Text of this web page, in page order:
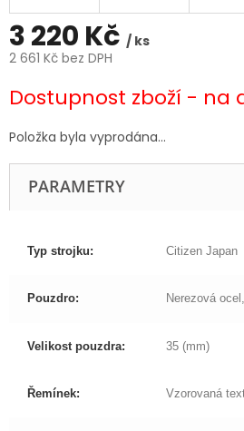
3 220 Kč / ks
2 661 Kč bez DPH
cena:
Dostupnost zboží - na
Položka byla vyprodána…
PARAMETRY
Typ strojku: Citizen Japan
Pouzdro: Nerezová
Velikost pouzdra: 35 (mm)
Řemínek: Vzorovaná